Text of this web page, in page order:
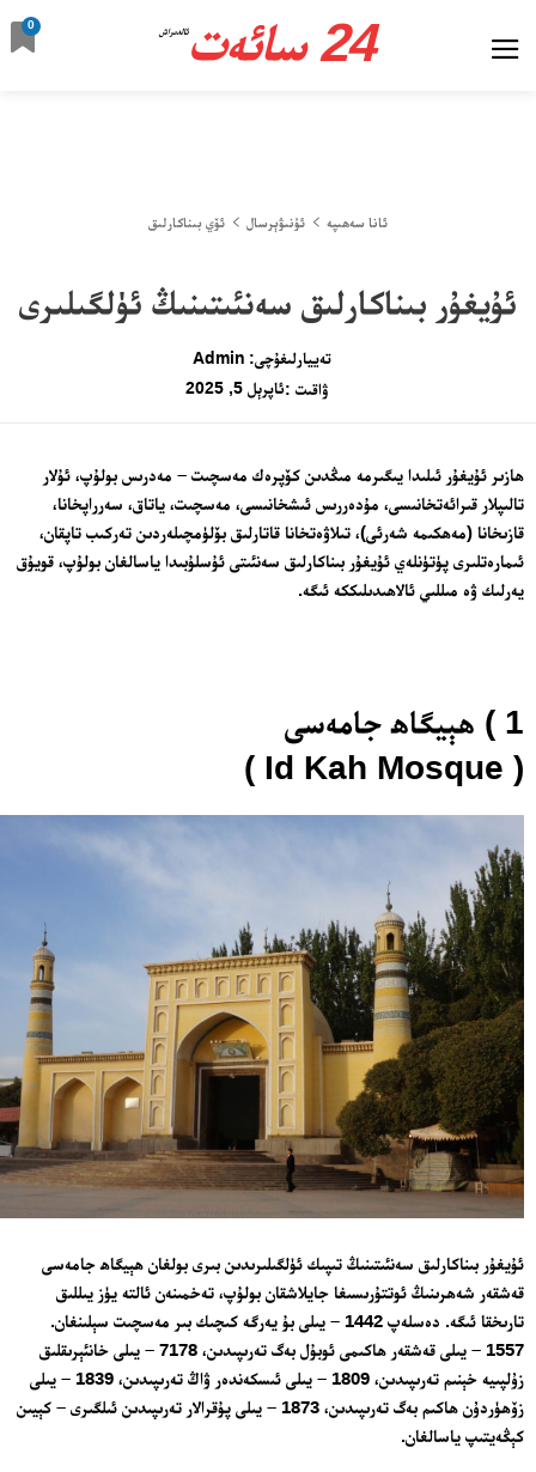
24 سائەت ئالدىراش
0
ئانا سەھىپە ئۇنىۋېرسال ئۆي بىناكارلىق
ئۇيغۇر بىناكارلىق سەنئىتىنىڭ ئۈلگىلىرى
تەييارلىغۇچى: Admin
ۋاقىت :ئاپرېل 5, 2025
ھازىر ئۇيغۇر ئىلىدا يىگىرمە مىڭدىن كۆپرەك مەسچىت – مەدرىس بولۇپ، ئۇلار
تالىپلار قىرائەتخانىسى، مۇدەررىس ئىشخانىسى، مەسچىت، ياتاق، سەرراپخانا،
قازىخانا (مەھكىمە شەرئى)، تىلاۋەتخانا قاتارلىق بۆلۈمچىلەردىن تەركىب تاپقان،
ئىمارەتلىرى پۈتۈنلەي ئۇيغۇر بىناكارلىق سەنئىتى ئۇسلۇبىدا ياسالغان بولۇپ، قويۇق
يەرلىك ۋە مىللىي ئالاھىدىلىككە ئىگە.
1 ) ھېيگاھ جامەسى
( Id Kah Mosque )
ئۇيغۇر بىناكارلىق سەنئىتىنىڭ تىپىك ئۈلگىلىرىدىن بىرى بولغان ھېيگاھ جامەسى
قەشقەر شەھرىنىڭ ئوتتۇرىسىغا جايلاشقان بولۇپ، تەخمىنەن ئالتە يۈز يىللىق
تارىخقا ئىگە. دەسلەپ 1442 – يىلى بۇ يەرگە كىچىك بىر مەسچىت سېلىنغان.
1557 – يىلى قەشقەر ھاكىمى ئوبۇل بەگ تەرىپىدىن، 7178 – يىلى خانئېرىقلىق
زۇلپىيە خېنىم تەرىپىدىن، 1809 – يىلى ئىسكەندەر ۋاڭ تەرىپىدىن، 1839 – يىلى
زۆھۈردۇن ھاكىم بەگ تەرىپىدىن، 1873 – يىلى پۇقرالار تەرىپىدىن ئىلگىرى – كېيىن
كېڭەيتىپ ياسالغان.